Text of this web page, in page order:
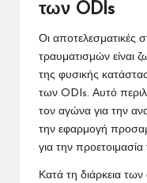
των ODIs
Οι αποτελεσματικές
τραυματισμών είναι
της φυσικής
των ODIs. Αυτό
τον αγώνα για την
την εφαρμογή
για την
Κατά τη διάρκεια